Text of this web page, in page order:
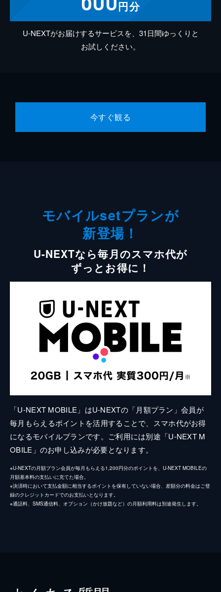
円分
U-NEXTがお届けするサービスを、31日間ゆっくりと
お試しください。
今すぐ観る
モバイルsetプランが
新登場！
U-NEXTなら毎月のスマホ代が
ずっとお得に！
「U-NEXT MOBILE」はU-NEXTの「月額プラン」会員が
毎月もらえるポイントを活用することで、スマホ代がお得
になるモバイルプランです。ご利用には別途「U-NEXT M
OBILE」のお申し込みが必要となります。
※U-NEXTの月額プラン会員が毎月もらえる1,200円分のポイントを、U-NEXT MOBILEの
月額基本料の支払いに充てた場合。
※決済時において支払金額に相当するポイントを保有していない場合、差額分の料金はご登
録のクレジットカードでのお支払いとなります。
※通話料、SMS通信料、オプション（かけ放題など）の月額利用料は別途発生します。